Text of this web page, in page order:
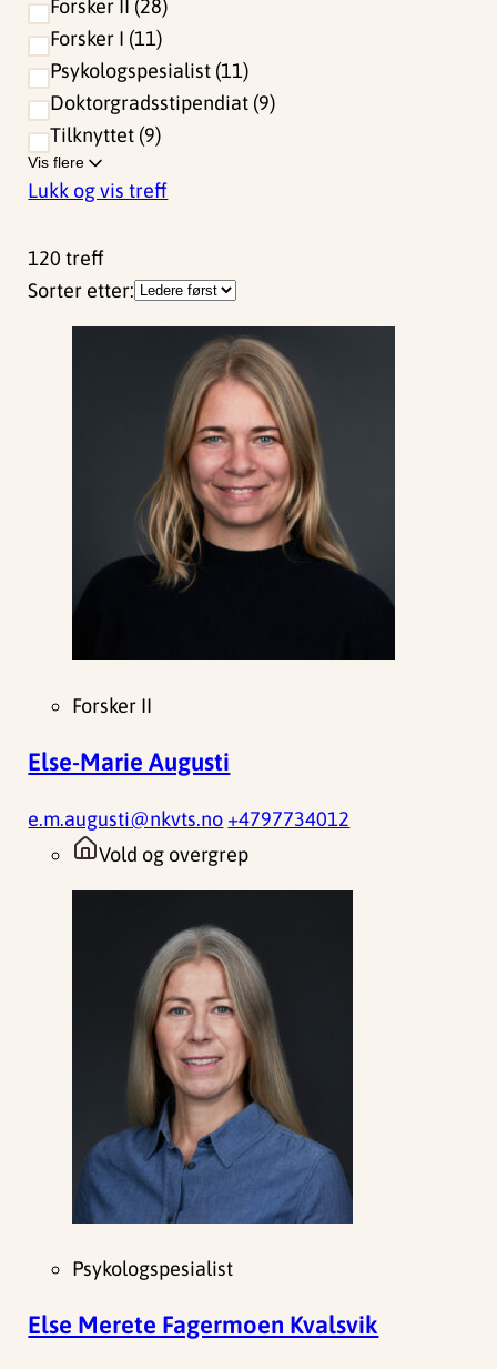
Forsker II 28
Forsker I 11
Psykologspesialist 11
Doktorgradsstipendiat 9
Tilknyttet 9
Vis flere
Lukk og vis treff
120 treff
Sorter etter:
Forsker II
Else-Marie Augusti
e.m.augusti@nkvts.no +4797734012
Vold og overgrep
Psykologspesialist
Else Merete Fagermoen Kvalsvik